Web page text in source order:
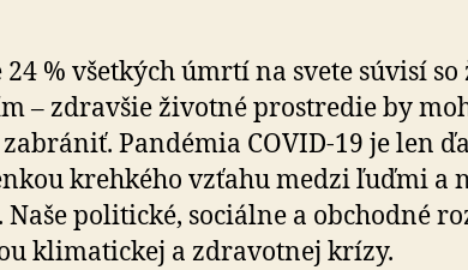
% všetkých úmrtí na svete súvisí
– zdravšie životné prostredie by
Pandémia COVID-19 je len
krehkého vzťahu medzi ľuďmi a
Naše politické, sociálne a obchodné
klimatickej a zdravotnej krízy.